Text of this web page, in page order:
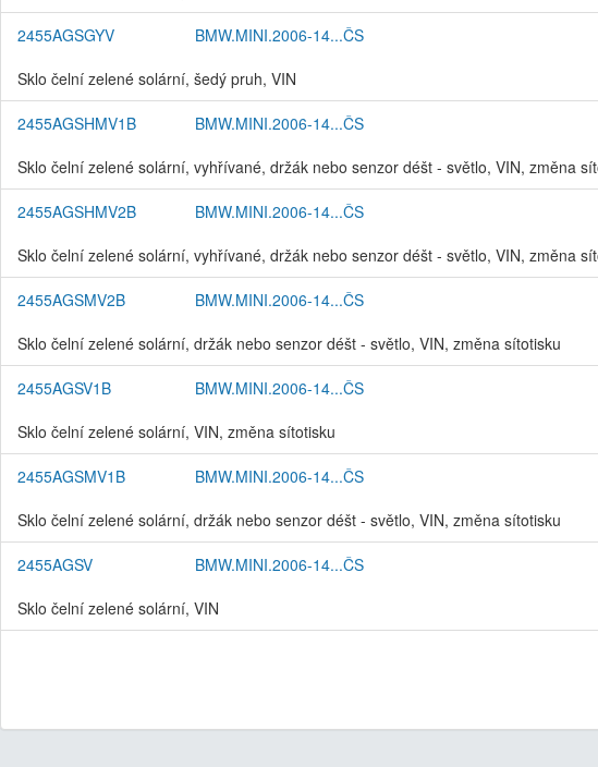
2455AGSGYV BMW.MINI.2006-14...ČS
Sklo čelní zelené solární, šedý pruh, VIN
2455AGSHMV1B BMW.MINI.2006-14...ČS
Sklo čelní zelené solární, vyhřívané, držák nebo senzor déšt - světlo, VIN, změna
2455AGSHMV2B BMW.MINI.2006-14...ČS
Sklo čelní zelené solární, vyhřívané, držák nebo senzor déšt - světlo, VIN, změna
2455AGSMV2B BMW.MINI.2006-14...ČS
Sklo čelní zelené solární, držák nebo senzor déšt - světlo, VIN, změna sítotisku
2455AGSV1B BMW.MINI.2006-14...ČS
Sklo čelní zelené solární, VIN, změna sítotisku
2455AGSMV1B BMW.MINI.2006-14...ČS
Sklo čelní zelené solární, držák nebo senzor déšt - světlo, VIN, změna sítotisku
2455AGSV BMW.MINI.2006-14...ČS
Sklo čelní zelené solární, VIN